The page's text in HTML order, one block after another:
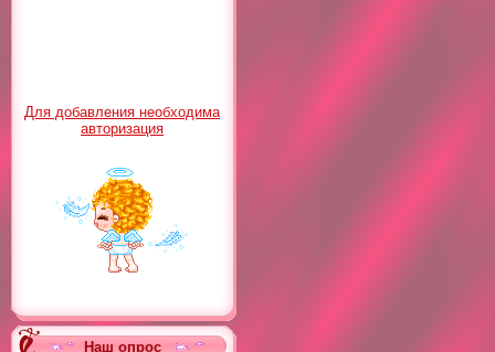
Для добавления необходима
авторизация
Наш опрос